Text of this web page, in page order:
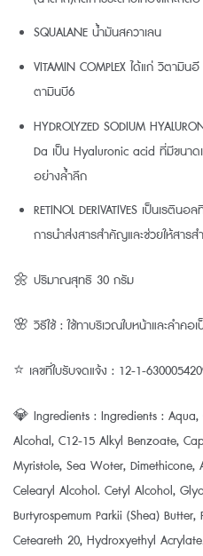
SQUALANE น้ำมันสควาเลน
VITAMIN COMPLEX ได้แก่ วิตา
ตามินบี6
HYDROLYZED SODIUM
Da เป็น Hyaluronic acid ที่มีขนาด
อย่างล้ำลึก
RETINOL DERIVATIVES เป็นเรติ
การนำส่งสารสำคัญและช่วยให้สาร
🌼 ปริมาณสุทธิ 30 กรัม
🌸 วิธีใช้ : ใช้ทาบริเวณใบหน้าและลำคอ
⭐ เลขที่ใบรับจดแจ้ง : 12-1-
💎 Ingredients : Ingredients : Aqua,
Alcohal, C12-15 Alkyl Benzoate,
Myristole, Sea Woter, Dimethicone,
Celearyl Alcohol. Cetyl Alcohol,
Burtyrospemum Parkii (Shea)
Ceteareth 20, Hydroxyethyl